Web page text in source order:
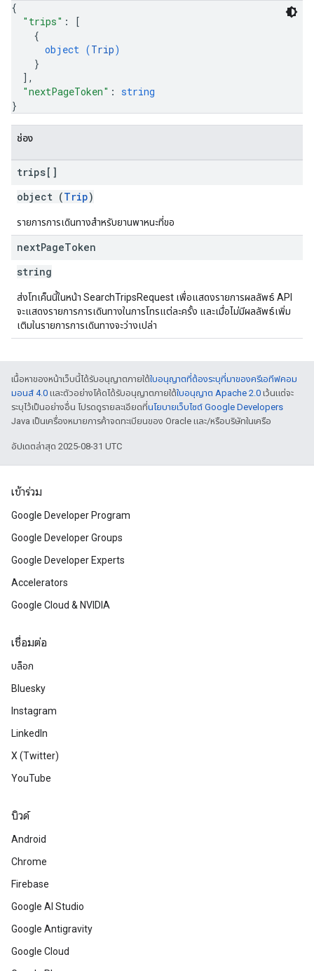
{
"trips" :
[
{
object (Trip)
}
] ,
"nextPageToken" : string
}
ช่อง
trips[]
object (Trip)
รายการการเดินทางสำหรับยานพาหนะที่ขอ
nextPageToken
string
ส่งโทเค็นนี้ในหน้า SearchTripsRequest เพื่อแสดงรายการผลลัพธ์ API
จะแสดงรายการการเดินทางในการโทรแต่ละครั้ง และเมื่อไม่มีผลลัพธ์เพิ่ม
เติมในรายการการเดินทางจะว่างเปล่า
เนื้อหาของหน้าเว็บนี้ได้รับอนุญาตภายใต้ใบอนุญาตที่ต้องระบุที่มาของครีเอทีฟคอม
มอนส์ 4.0 และตัวอย่างโค้ดได้รับอนุญาตภายใต้ใบอนุญาต Apache 2.0 เว้นแต่จะ
ระบุไว้เป็นอย่างอื่น โปรดดูรายละเอียดที่นโยบายเว็บไซต์ Google Developers
Java เป็นเครื่องหมายการค้าจดทะเบียนของ Oracle และ/หรือบริษัทในเครือ
อัปเดตล่าสุด 2025-08-31 UTC
เข้าร่วม
Google Developer Program
Google Developer Groups
Google Developer Experts
Accelerators
Google Cloud & NVIDIA
เชื่อมต่อ
บล็อก
Bluesky
Instagram
LinkedIn
X (Twitter)
YouTube
บิวด์
Android
Chrome
Firebase
Google AI Studio
Google Antigravity
Google Cloud